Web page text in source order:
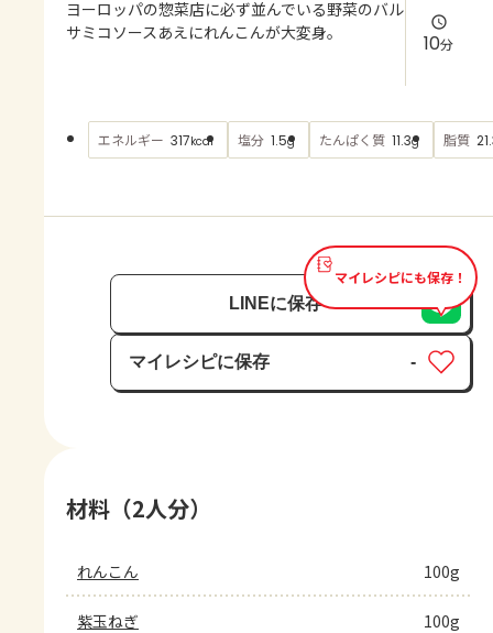
お買い物
ヨーロッパの惣菜店に必ず並んでいる野菜のバル
サミコソースあえにれんこんが大変身。
10分
エネルギー 317kcal 塩分 1.5g たんぱく質 11.3g 脂質
マイレシピにも保存！
LINEに保存
マイレシピに保存
保存済み
-
材料（2人分）
れんこん 100g
紫玉ねぎ 100g